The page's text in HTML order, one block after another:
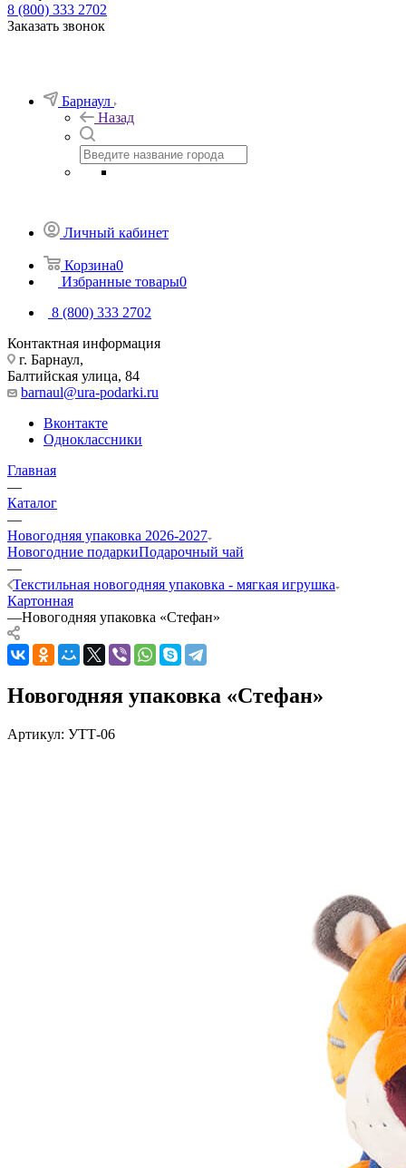
8 (800) 333 2702
Заказать звонок
Барнаул
Назад
Личный кабинет
Корзина0
Избранные товары0
8 (800) 333 2702
Контактная информация
г. Барнаул,
Балтийская улица, 84
barnaul@ura-podarki.ru
Вконтакте
Одноклассники
Главная
—
Каталог
—
Новогодняя упаковка 2026-2027
Новогодние подаркиПодарочный чай
—
Текстильная новогодняя упаковка - мягкая игрушка
Картонная
—Новогодняя упаковка «Стефан»
Новогодняя упаковка «Стефан»
Артикул: УТТ-06